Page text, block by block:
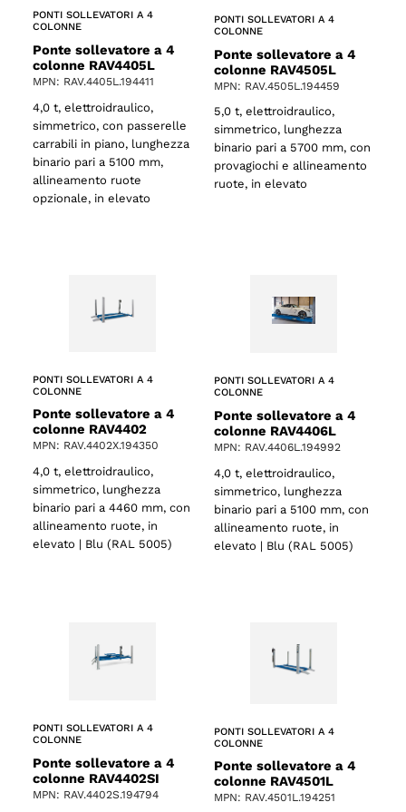
PONTI SOLLEVATORI A 4
COLONNE
Ponte sollevatore a 4
colonne RAV4405L
MPN: RAV.4405L.194411
4,0 t, elettroidraulico,
simmetrico, con passerelle
carrabili in piano, lunghezza
binario pari a 5100 mm,
allineamento ruote
opzionale, in elevato
PONTI SOLLEVATORI A 4
COLONNE
Ponte sollevatore a 4
colonne RAV4505L
MPN: RAV.4505L.194459
5,0 t, elettroidraulico,
simmetrico, lunghezza
binario pari a 5700 mm, con
provagiochi e allineamento
ruote, in elevato
PONTI SOLLEVATORI A 4
COLONNE
Ponte sollevatore a 4
colonne RAV4402
MPN: RAV.4402X.194350
4,0 t, elettroidraulico,
simmetrico, lunghezza
binario pari a 4460 mm, con
allineamento ruote, in
elevato | Blu (RAL 5005)
PONTI SOLLEVATORI A 4
COLONNE
Ponte sollevatore a 4
colonne RAV4406L
MPN: RAV.4406L.194992
4,0 t, elettroidraulico,
simmetrico, lunghezza
binario pari a 5100 mm, con
allineamento ruote, in
elevato | Blu (RAL 5005)
PONTI SOLLEVATORI A 4
COLONNE
Ponte sollevatore a 4
colonne RAV4402SI
MPN: RAV.4402S.194794
PONTI SOLLEVATORI A 4
COLONNE
Ponte sollevatore a 4
colonne RAV4501L
MPN: RAV.4501L.194251